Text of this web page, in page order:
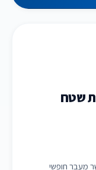
שטח
מעבר חופשי